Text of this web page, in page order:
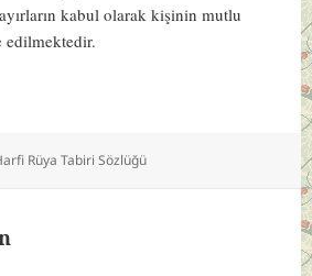
kabul olarak kişinin mutlu
edilmektedir.
Rüya Tabiri Sözlüğü